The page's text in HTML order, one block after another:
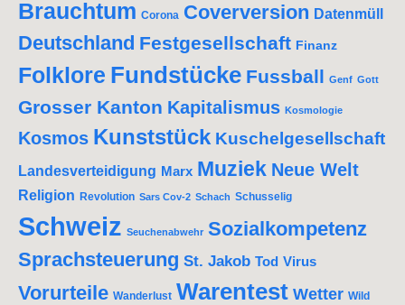
Brauchtum Corona Coverversion Datenmüll
Deutschland Festgesellschaft Finanz
Folklore Fundstücke Fussball Genf Gott
Grosser Kanton Kapitalismus Kosmologie
Kosmos Kunststück Kuschelgesellschaft
Landesverteidigung Marx Muziek Neue Welt
Religion Revolution Sars Cov-2 Schach Schusselig
Schweiz Seuchenabwehr Sozialkompetenz
Sprachsteuerung St. Jakob Tod Virus
Vorurteile Wanderlust Warentest Wetter Wild